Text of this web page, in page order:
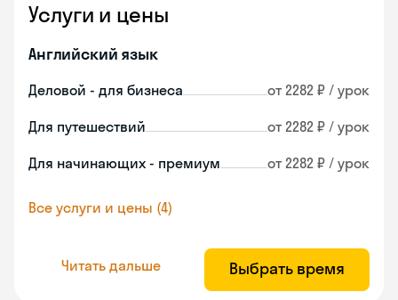
Услуги и цены
Английский язык
Деловой - для бизнеса от 2282 ₽ / урок
Для путешествий от 2282 ₽ / урок
Для начинающих - премиум от 2282 ₽ / урок
Все услуги и цены (4)
Читать дальше Выбрать время